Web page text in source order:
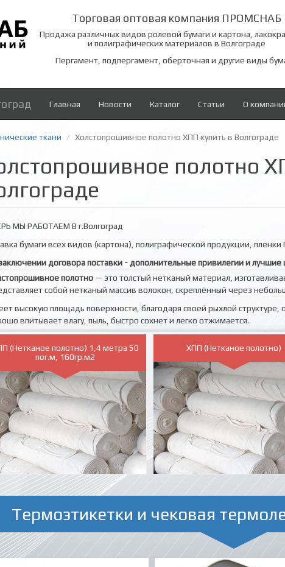
Торговая оптовая компания ПРОМСНАБ
Продажа различных видов ролевой бумаги и картона,
и полиграфических материалов в Волгограде
Пергамент, подпергамент, оберточная и другие виды
Главная Новости Каталог Статьи О
ткани Холстопрошивное полотно ХПП купить в Волгограде
полотно
МЫ РАБОТАЕМ В г.Волгоград
бумаги всех видов (картона), полиграфической продукции, пленки
договора поставки - дополнительные привилегии и лучшие
полотно — это толстый нетканый материал,
собой нетканый массив волокон, скреплённый через
высокую площадь поверхности, благодаря своей рыхлой структуре,
впитывает влагу, пыль, быстро сохнет и легко отжимается.
(Нетканое полотно) 1,4 метра 50
пог.м, 160гр.м2
ХПП (Нетканое полотно)
Термоэтикетки и чековая